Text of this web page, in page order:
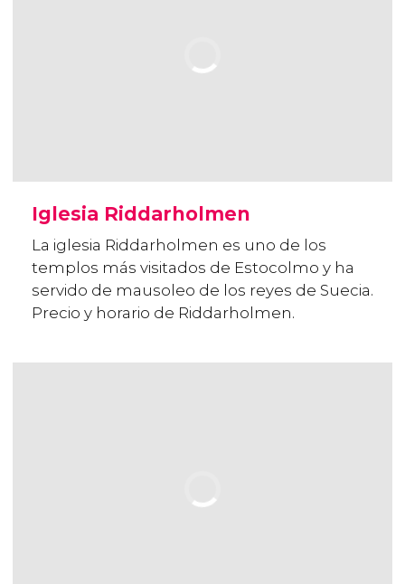
Iglesia Riddarholmen
La iglesia Riddarholmen es uno de los
templos más visitados de Estocolmo y ha
servido de mausoleo de los reyes de Suecia.
Precio y horario de Riddarholmen.